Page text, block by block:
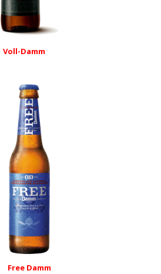
Voll-Damm
Free Damm